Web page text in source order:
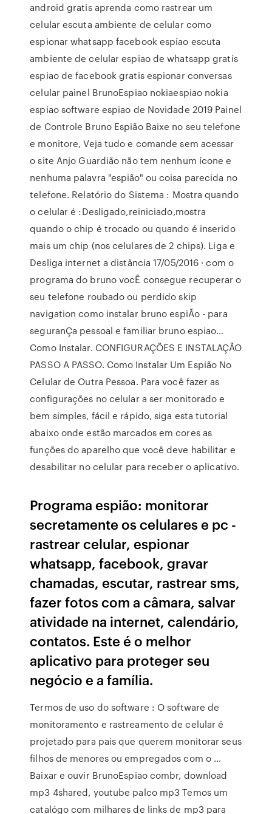
android gratis aprenda como rastrear um
celular escuta ambiente de celular como
espionar whatsapp facebook espiao escuta
ambiente de celular espiao de whatsapp gratis
espiao de facebook gratis espionar conversas
celular painel BrunoEspiao nokiaespiao nokia
espiao software espiao de Novidade 2019 Painel
de Controle Bruno Espião Baixe no seu telefone
e monitore, Veja tudo e comande sem acessar
o site Anjo Guardião não tem nenhum ícone e
nenhuma palavra "espião" ou coisa parecida no
telefone. Relatório do Sistema : Mostra quando
o celular é :Desligado,reiniciado,mostra
quando o chip é trocado ou quando é inserido
mais um chip (nos celulares de 2 chips). Liga e
Desliga internet a distância 17/05/2016 · com o
programa do bruno vocÊ consegue recuperar o
seu telefone roubado ou perdido skip
navigation como instalar bruno espiÃo - para
seguranÇa pessoal e familiar bruno espiao…
Como Instalar. CONFIGURAÇÕES E INSTALAÇÃO
PASSO A PASSO. Como Instalar Um Espião No
Celular de Outra Pessoa. Para você fazer as
configurações no celular a ser monitorado e
bem simples, fácil e rápido, siga esta tutorial
abaixo onde estão marcados em cores as
funções do aparelho que você deve habilitar e
desabilitar no celular para receber o aplicativo.
Programa espião: monitorar
secretamente os celulares e pc -
rastrear celular, espionar
whatsapp, facebook, gravar
chamadas, escutar, rastrear sms,
fazer fotos com a câmara, salvar
atividade na internet, calendário,
contatos. Este é o melhor
aplicativo para proteger seu
negócio e a família.
Termos de uso do software : O software de
monitoramento e rastreamento de celular é
projetado para pais que querem monitorar seus
filhos de menores ou empregados com o …
Baixar e ouvir BrunoEspiao combr, download
mp3 4shared, youtube palco mp3 Temos um
catalógo com milhares de links de mp3 para